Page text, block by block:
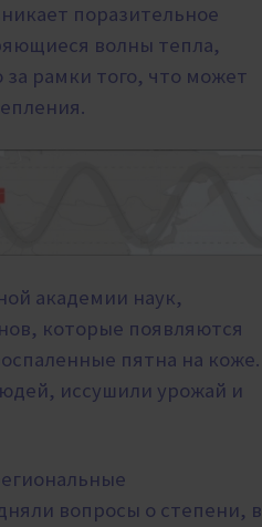
поразительное
волны тепла,
рамки того, что может
академии наук,
которые появляются
пятна на коже.
иссушили урожай и
вопросы о степени, в